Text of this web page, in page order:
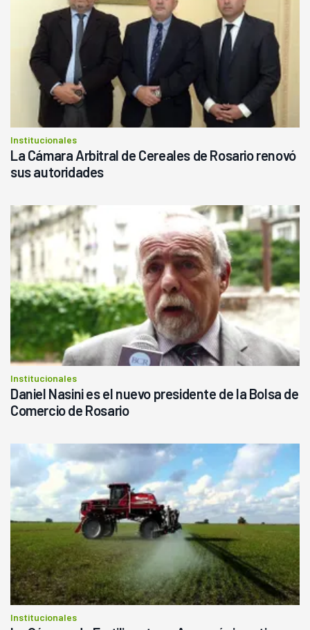
Institucionales
La Cámara Arbitral de Cereales de Rosario renovó
sus autoridades
Institucionales
Daniel Nasini es el nuevo presidente de la Bolsa de
Comercio de Rosario
Institucionales